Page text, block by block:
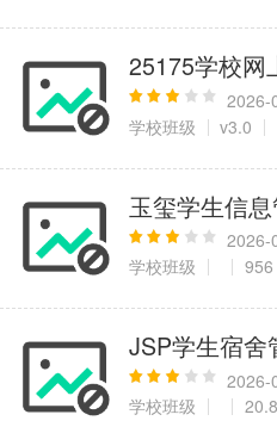
25175学校网
2026-
学校班级
v3.0
玉玺学生信
2026-
学校班级
956
JSP学生宿舍
2026-
学校班级